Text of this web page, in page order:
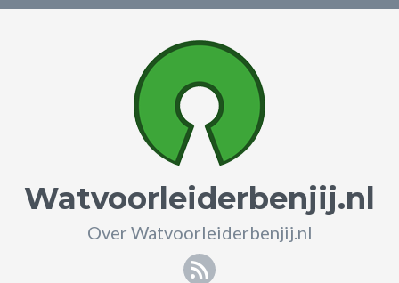
Watvoorleiderbenjij.nl
Over Watvoorleiderbenjij.nl
RSS